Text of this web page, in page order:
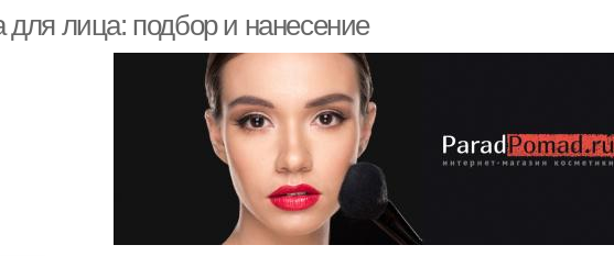
для лица: подбор и нанесение